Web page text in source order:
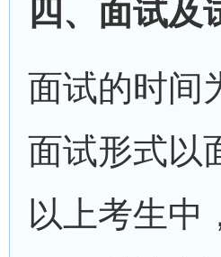
四、面试及
面试的时间
面试形式以
以上考生中